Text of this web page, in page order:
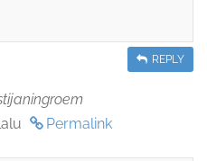
REPLY
Permalink